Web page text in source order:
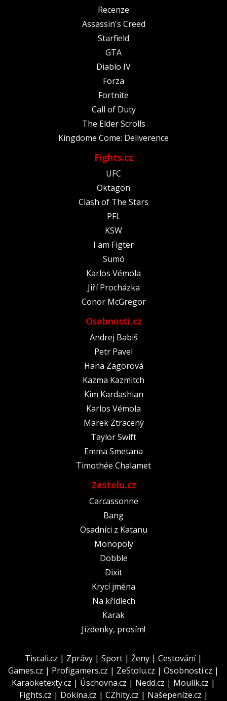
Recenze
Assassin's Creed
Starfield
GTA
Diablo IV
Forza
Fortnite
Call of Duty
The Elder Scrolls
Kingdome Come: Deliverence
Fights.cz
UFC
Oktagon
Clash of The Stars
PFL
KSW
I am Figter
Sumó
Karlos Vémola
Jiří Procházka
Conor McGregor
Osobnosti.cz
Andrej Babiš
Petr Pavel
Hana Zagorová
Kazma Kazmitch
Kim Kardashian
Karlos Vémola
Marek Ztracený
Taylor Swift
Emma Smetana
Timothée Chalamet
Zestolu.cz
Carcassonne
Bang
Osadníci z Katanu
Monopoly
Dobble
Dixit
Krycí jména
Na křídlech
Karak
Jízdenky, prosím!
Tiscali.cz | Zprávy | Sport | Ženy | Cestování|
Games.cz | Profigamers.cz | ZeStolu.cz | Osobnosti.cz |
Karaoketexty.cz | Úschovna.cz | Nedd.cz | Moulík.cz |
Fights.cz | Dokina.cz | CZhity.cz | Našepeníze.cz |